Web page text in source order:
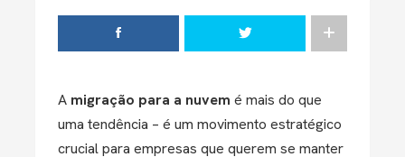
A migração para a nuvem é mais do que
uma tendência – é um movimento estratégico
crucial para empresas que querem se manter